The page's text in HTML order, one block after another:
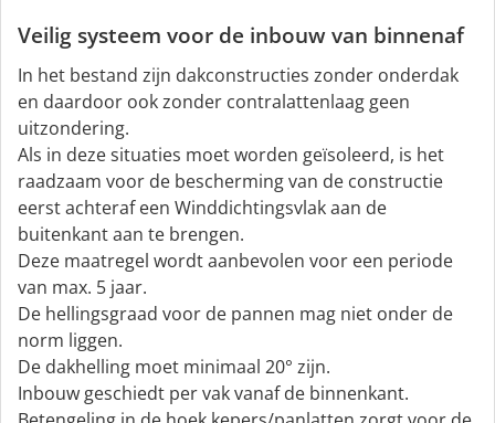
Veilig systeem voor de inbouw van binnenaf
In het bestand zijn dakconstructies zonder onderdak
en daardoor ook zonder contralattenlaag geen
uitzondering.
Als in deze situaties moet worden geïsoleerd, is het
raadzaam voor de bescherming van de constructie
eerst achteraf een Winddichtingsvlak aan de
buitenkant aan te brengen.
Deze maatregel wordt aanbevolen voor een periode
van max. 5 jaar.
De hellingsgraad voor de pannen mag niet onder de
norm liggen.
De dakhelling moet minimaal 20° zijn.
Inbouw geschiedt per vak vanaf de binnenkant.